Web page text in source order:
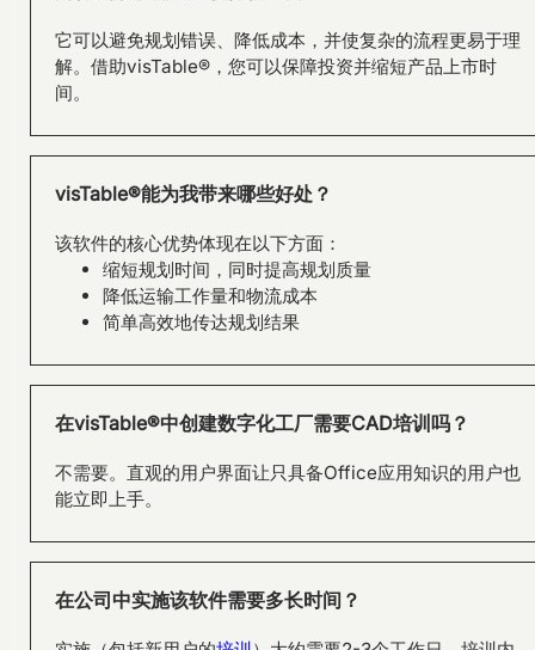
visTable®
From Layout Planning to
Holistic Factory Assessment
– visTable® and the Factory
Beaver by Fraunhofer
它可以避免规划错误、降低成本，并使复杂的流程更易于理
解。借助visTable®，您可以保障投资并缩短产品上市时
间。
visTable®能为我带来哪些好处？
该软件的核心优势体现在以下方面：
缩短规划时间，同时提高规划质量
降低运输工作量和物流成本
简单高效地传达规划结果
在visTable®中创建数字化工厂需要CAD培训吗？
不需要。直观的用户界面让只具备Office应用知识的用户也
能立即上手。
在公司中实施该软件需要多长时间？